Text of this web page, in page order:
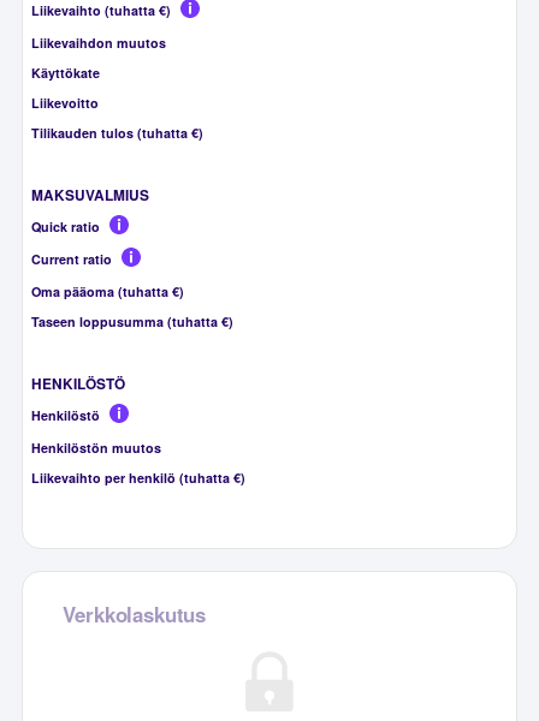
Liikevaihto (tuhatta €)
Liikevaihdon muutos
Käyttökate
Liikevoitto
Tilikauden tulos (tuhatta €)
MAKSUVALMIUS
Quick ratio
Current ratio
Oma pääoma (tuhatta €)
Taseen loppusumma (tuhatta €)
HENKILÖSTÖ
Henkilöstö
Henkilöstön muutos
Liikevaihto per henkilö (tuhatta €)
Verkkolaskutus